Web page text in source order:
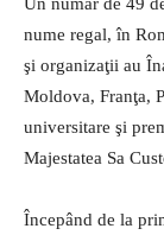
nume regal, în
şi organizaţii au
Moldova, Franţa,
universitare şi
Majestatea Sa
Începând de la